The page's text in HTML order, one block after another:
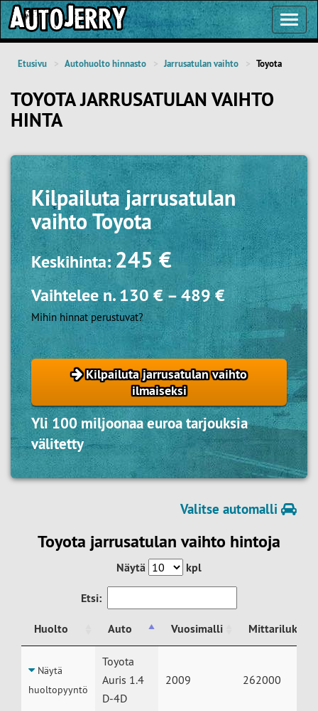
Etusivu Autohuolto hinnasto Jarrusatulan vaihto Toyota
TOYOTA JARRUSATULAN VAIHTO
HINTA
Kilpailutajarrusatulan
vaihto Toyota
Keskihinta:245 €
Vaihtelee n.130 €–489 €
Mihin hinnat perustuvat?
Kilpailuta jarrusatulan vaihto
ilmaiseksi
Yli 100 miljoonaa euroa tarjouksia
välitetty
Valitse automalli
Toyota jarrusatulan vaihto hintoja
Näytä kpl
Etsi:
Huolto Auto Vuosimalli
Mittarilukema
Auto
Näytä
huoltopyyntö
Toyota
Auris 1.4
D-4D
2009 262000